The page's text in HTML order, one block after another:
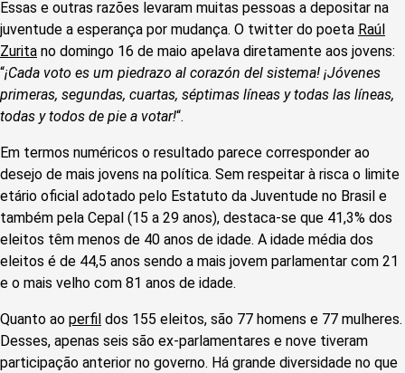
Essas e outras razões levaram muitas pessoas a depositar na
juventude a esperança por mudança. O twitter do poeta Raúl
Zurita no domingo 16 de maio apelava diretamente aos jovens:
“¡Cada voto es um piedrazo al corazón del sistema! ¡Jóvenes
primeras, segundas, cuartas, séptimas líneas y todas las líneas,
todas y todos de pie a votar!“.
Em termos numéricos o resultado parece corresponder ao
desejo de mais jovens na política. Sem respeitar à risca o limite
etário oficial adotado pelo Estatuto da Juventude no Brasil e
também pela Cepal (15 a 29 anos), destaca-se que 41,3% dos
eleitos têm menos de 40 anos de idade. A idade média dos
eleitos é de 44,5 anos sendo a mais jovem parlamentar com 21
e o mais velho com 81 anos de idade.
Quanto ao perfil dos 155 eleitos, são 77 homens e 77 mulheres.
Desses, apenas seis são ex-parlamentares e nove tiveram
participação anterior no governo. Há grande diversidade no que